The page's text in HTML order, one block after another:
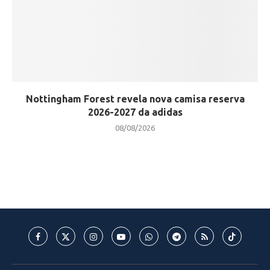
Nottingham Forest revela nova camisa reserva
2026-2027 da adidas
08/08/2026